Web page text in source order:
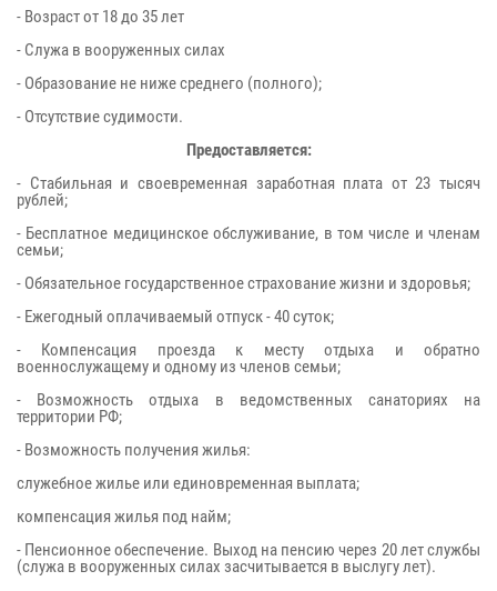
- Возраст от 18 до 35 лет
- Служа в вооруженных силах
- Образование не ниже среднего (полного);
- Отсутствие судимости.
Предоставляется:
- Стабильная и своевременная заработная плата от 23 тысяч
рублей;
- Бесплатное медицинское обслуживание, в том числе и членам
семьи;
- Обязательное государственное страхование жизни и здоровья;
- Ежегодный оплачиваемый отпуск - 40 суток;
- Компенсация проезда к месту отдыха и обратно
военнослужащему и одному из членов семьи;
- Возможность отдыха в ведомственных санаториях на
территории РФ;
- Возможность получения жилья:
служебное жилье или единовременная выплата;
компенсация жилья под найм;
- Пенсионное обеспечение. Выход на пенсию через 20 лет службы
(служа в вооруженных силах засчитывается в выслугу лет).